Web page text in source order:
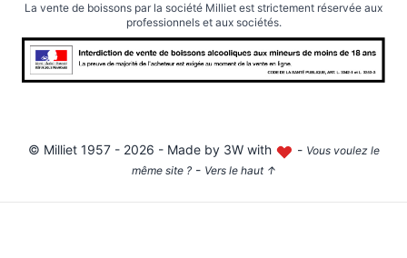
La vente de boissons par la société Milliet est strictement réservée aux
professionnels et aux sociétés.
© Milliet1957 - 2026 - Made by 3W with - Vous voulez le
même site ?- Vers le haut ↑